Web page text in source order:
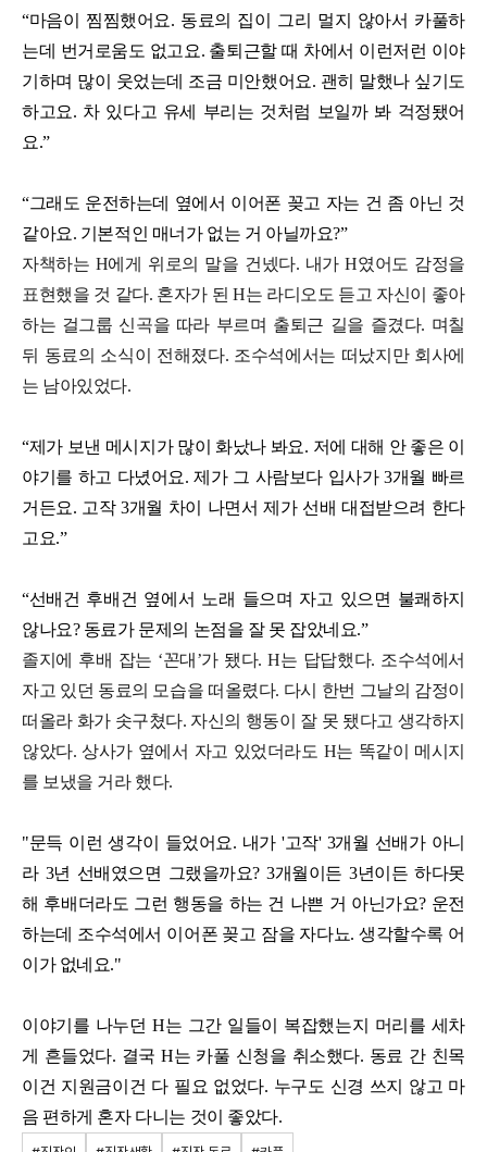
“마음이 찜찜했어요. 동료의 집이 그리 멀지 않아서 카풀하
는데 번거로움도 없고요. 출퇴근할 때 차에서 이런저런 이야
기하며 많이 웃었는데 조금 미안했어요. 괜히 말했나 싶기도
하고요. 차 있다고 유세 부리는 것처럼 보일까 봐 걱정됐어
요.”
“그래도 운전하는데 옆에서 이어폰 꽂고 자는 건 좀 아닌 것
같아요. 기본적인 매너가 없는 거 아닐까요?”
자책하는 H에게 위로의 말을 건넸다. 내가 H였어도 감정을
표현했을 것 같다. 혼자가 된 H는 라디오도 듣고 자신이 좋아
하는 걸그룹 신곡을 따라 부르며 출퇴근 길을 즐겼다. 며칠
뒤 동료의 소식이 전해졌다. 조수석에서는 떠났지만 회사에
는 남아있었다.
“제가 보낸 메시지가 많이 화났나 봐요. 저에 대해 안 좋은 이
야기를 하고 다녔어요. 제가 그 사람보다 입사가 3개월 빠르
거든요. 고작 3개월 차이 나면서 제가 선배 대접받으려 한다
고요.”
“선배건 후배건 옆에서 노래 들으며 자고 있으면 불쾌하지
않나요? 동료가 문제의 논점을 잘 못 잡았네요.”
졸지에 후배 잡는 ‘꼰대’가 됐다. H는 답답했다. 조수석에서
자고 있던 동료의 모습을 떠올렸다. 다시 한번 그날의 감정이
떠올라 화가 솟구쳤다. 자신의 행동이 잘 못 됐다고 생각하지
않았다. 상사가 옆에서 자고 있었더라도 H는 똑같이 메시지
를 보냈을 거라 했다.
"문득 이런 생각이 들었어요. 내가 '고작' 3개월 선배가 아니
라 3년 선배였으면 그랬을까요? 3개월이든 3년이든 하다못
해 후배더라도 그런 행동을 하는 건 나쁜 거 아닌가요? 운전
하는데 조수석에서 이어폰 꽂고 잠을 자다뇨. 생각할수록 어
이가 없네요."
이야기를 나누던 H는 그간 일들이 복잡했는지 머리를 세차
게 흔들었다. 결국 H는 카풀 신청을 취소했다. 동료 간 친목
이건 지원금이건 다 필요 없었다. 누구도 신경 쓰지 않고 마
음 편하게 혼자 다니는 것이 좋았다.